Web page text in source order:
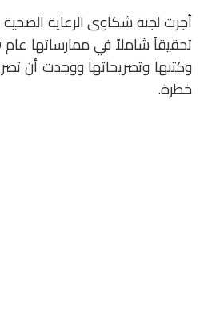
وكتبها وتصريحاتها ووجدت أن
خطرة.